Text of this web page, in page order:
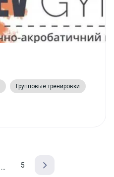
Групповые тренировки
... 5